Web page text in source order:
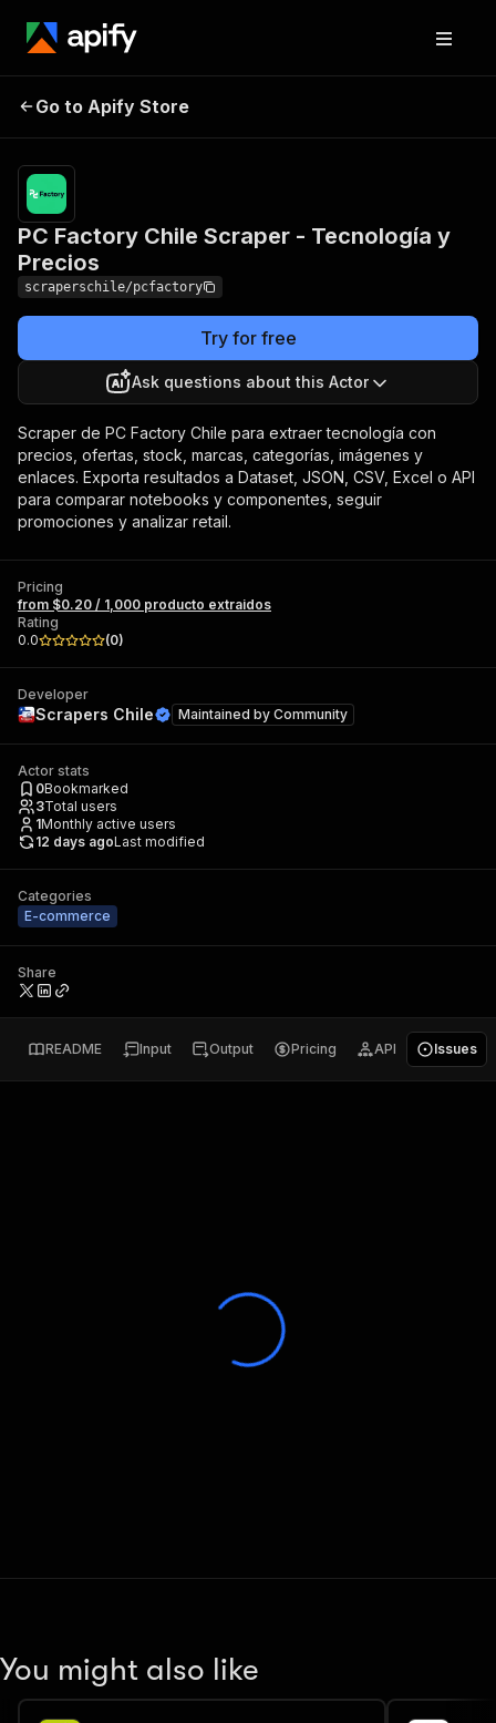
Scraper - Tecnología
y Precios
Go to Apify Store
PC Factory Chile Scraper - Tecnología y
Precios
scraperschile/pcfactory
Try for free
Ask questions about this Actor
Scraper de PC Factory Chile para extraer tecnología con
precios, ofertas, stock, marcas, categorías, imágenes y
enlaces. Exporta resultados a Dataset, JSON, CSV, Excel o API
para comparar notebooks y componentes, seguir
promociones y analizar retail.
Pricing
from $0.20 / 1,000 producto extraidos
Rating
0.0
(0)
Developer
Scrapers Chile Maintained by Community
Actor stats
0Bookmarked
3Total users
1Monthly active users
12 days agoLast modified
Categories
E-commerce
Share
README Input Output Pricing API Issues
You might also like